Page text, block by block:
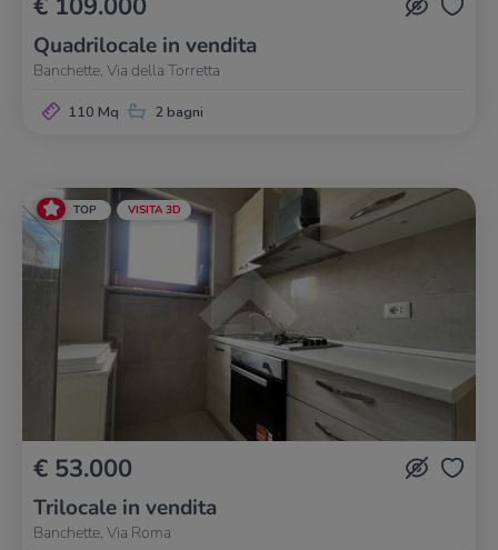
Quadrilocale in vendita
Banchette, Via della Torretta
110 Mq 2 bagni
TOP VISITA 3D
€ 53.000
Trilocale in vendita
Banchette, Via Roma